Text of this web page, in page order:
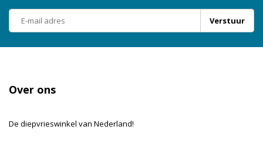
Verstuur
Over ons
De diepvrieswinkel van Nederland!